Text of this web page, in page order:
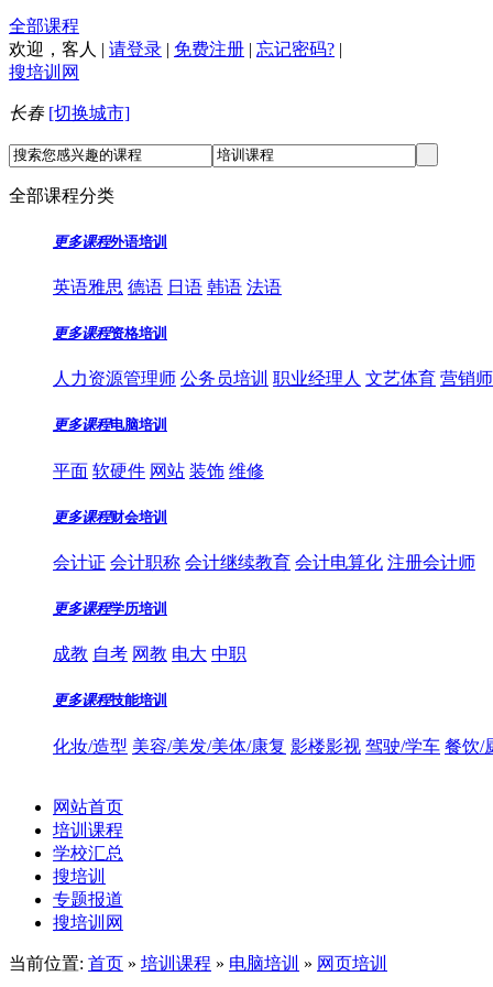
全部课程
欢迎， 客人 | 请登录 | 免费注册 | 忘记密码? |
搜培训网
长春 [切换城市]
全部课程分类
更多课程外语培训
英语雅思 德语 日语 韩语 法语
更多课程资格培训
人力资源管理师 公务员培训 职业经理人 文艺体育 营销
更多课程电脑培训
平面 软硬件 网站 装饰 维修
更多课程财会培训
会计证 会计职称 会计继续教育 会计电算化 注册会计师
更多课程学历培训
成教 自考 网教 电大 中职
更多课程技能培训
化妆/造型 美容/美发/美体/康复 影楼影视 驾驶/学车 餐饮/
网站首页
培训课程
学校汇总
搜培训
专题报道
搜培训网
当前位置: 首页 » 培训课程 » 电脑培训 » 网页培训